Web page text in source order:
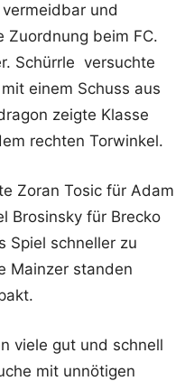
und
Zuordnung beim FC.
Schürrle versuchte
einem Schuss aus
zeigte Klasse
rechten Torwinkel.
Zoran Tosic für Adam
Brosinsky für Brecko
Spiel schneller zu
Mainzer standen
viele gut und schnell
mit unnötigen